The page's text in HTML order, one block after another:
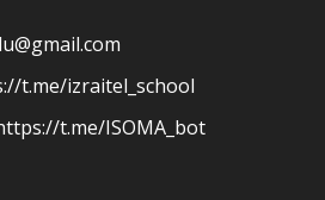
t.me/izraitel_school
t.me/ISOMA_bot